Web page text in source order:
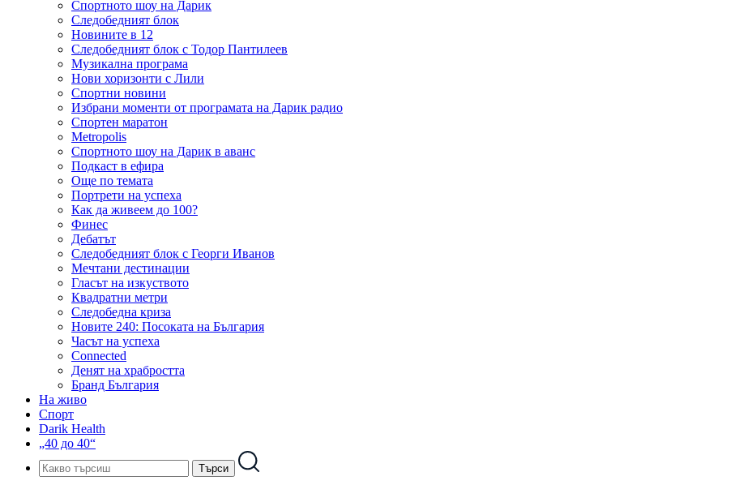
Спортното шоу на Дарик
Следобедният блок
Новините в 12
Следобедният блок с Тодор Пантилеев
Музикална програма
Нови хоризонти с Лили
Спортни новини
Избрани моменти от програмата на Дарик радио
Спортен маратон
Metropolis
Спортното шоу на Дарик в аванс
Подкаст в ефира
Още по темата
Портрети на успеха
Как да живеем до 100?
Финес
Дебатът
Следобедният блок с Георги Иванов
Мечтани дестинации
Гласът на изкуството
Квадратни метри
Следобедна криза
Новите 240: Посоката на България
Часът на успеха
Connected
Денят на храбростта
Бранд България
На живо
Спорт
Darik Health
„40 до 40“